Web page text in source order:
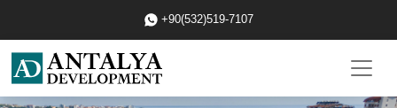
+90(532)519-7107